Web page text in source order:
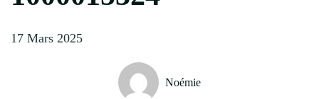
17 Mars 2025
Noémie